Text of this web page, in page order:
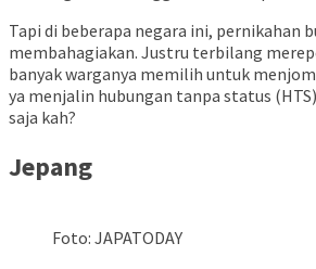
Tapi di beberapa negara ini, pernikahan
membahagiakan. Justru terbilang
banyak warganya memilih untuk
ya menjalin hubungan tanpa status
saja kah?
Jepang
Foto: JAPATODAY